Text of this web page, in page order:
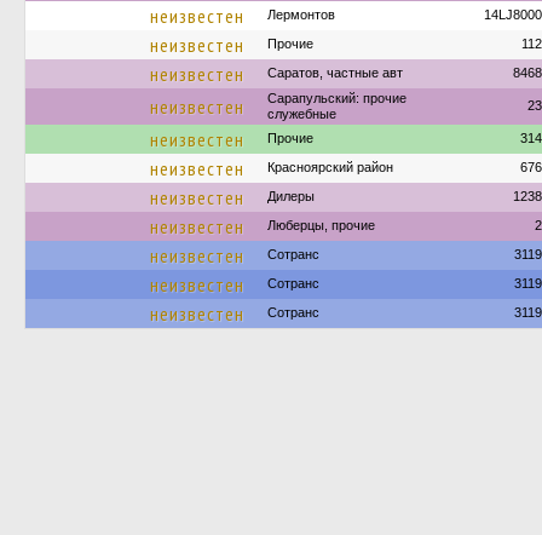
неизвестен Лермонтов
неизвестен Прочие
неизвестен Саратов, частные авт
неизвестен
Сарапульский: прочие
служебные
неизвестен Прочие
неизвестен Красноярский район
неизвестен Дилеры
неизвестен Люберцы, прочие
неизвестен Сотранс
неизвестен Сотранс
неизвестен Сотранс